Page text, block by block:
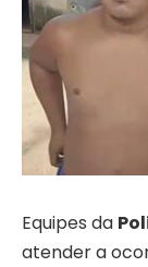
Equipes da
atender a